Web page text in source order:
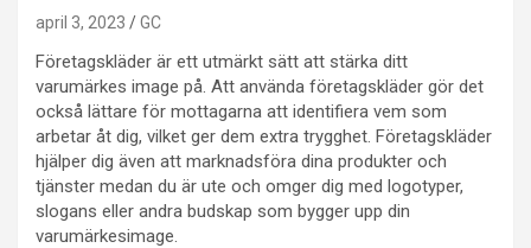
april 3, 2023 GC
Företagskläder är ett utmärkt sätt att stärka ditt
varumärkes image på. Att använda företagskläder gör det
också lättare för mottagarna att identifiera vem som
arbetar åt dig, vilket ger dem extra trygghet. Företagskläder
hjälper dig även att marknadsföra dina produkter och
tjänster medan du är ute och omger dig med logotyper,
slogans eller andra budskap som bygger upp din
varumärkesimage.